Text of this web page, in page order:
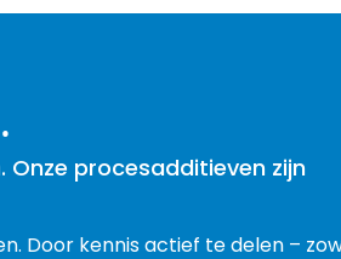
. Onze procesadditieven zijn
Door kennis actief te delen –